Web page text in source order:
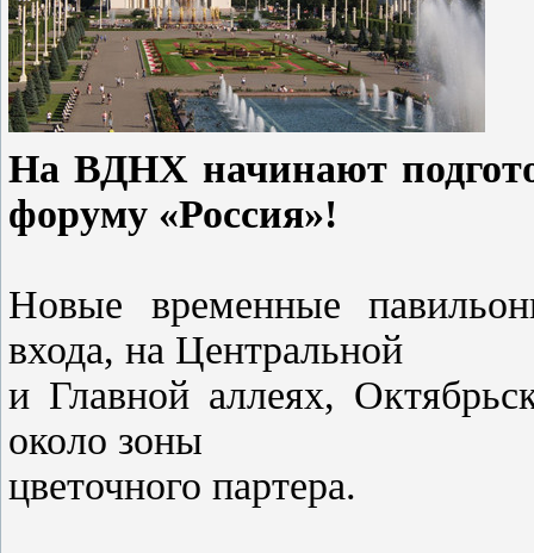
На ВДНХ начинают
форуму «Россия»!
Новые временные
входа, на Центральной
и Главной аллеях,
около зоны
цветочного партера.